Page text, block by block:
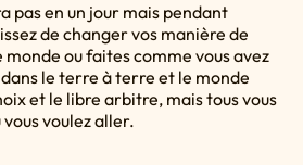
pas en un jour mais pendant
de changer vos manière de
ou faites comme vous avez
le terre à terre et le monde
et le libre arbitre, mais tous vous
voulez aller.